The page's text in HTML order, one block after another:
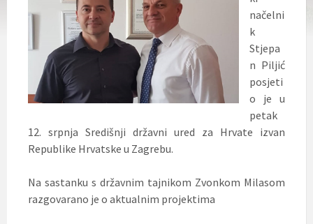
načelni
k
Stjepa
n Piljić
posjeti
o je u
petak
12. srpnja Središnji državni ured za Hrvate izvan
Republike Hrvatske u Zagrebu.
Na sastanku s državnim tajnikom Zvonkom Milasom
razgovarano je o aktualnim projektima